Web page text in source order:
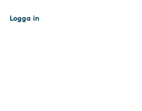
Logga in